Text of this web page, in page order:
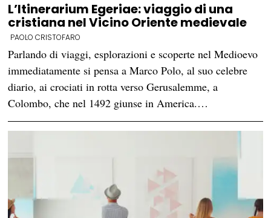
L’Itinerarium Egeriae: viaggio di una
cristiana nel Vicino Oriente medievale
PAOLO CRISTOFARO
Parlando di viaggi, esplorazioni e scoperte nel Medioevo
immediatamente si pensa a Marco Polo, al suo celebre
diario, ai crociati in rotta verso Gerusalemme, a
Colombo, che nel 1492 giunse in America.…